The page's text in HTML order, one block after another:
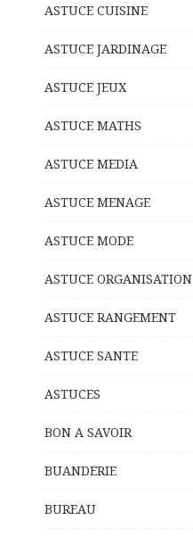
ASTUCE CUISINE
ASTUCE JARDINAGE
ASTUCE JEUX
ASTUCE MATHS
ASTUCE MEDIA
ASTUCE MENAGE
ASTUCE MODE
ASTUCE ORGANISATION
ASTUCE RANGEMENT
ASTUCE SANTE
ASTUCES
BON A SAVOIR
BUANDERIE
BUREAU